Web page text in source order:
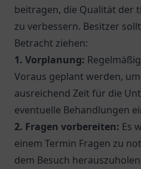
beitragen, die Qualität der
zu verbessern. Besitzer
Betracht ziehen:
1. Vorplanung:
Voraus geplant werden,
ausreichend Zeit für die
eventuelle Behandlungen
2. Fragen vorbereiten: Es
einem Termin Fragen zu
dem Besuch